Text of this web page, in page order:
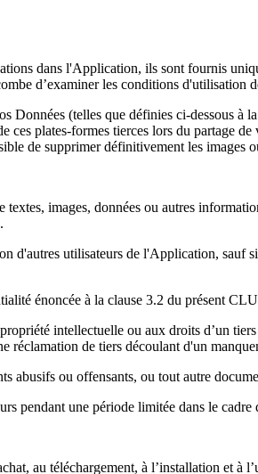
dans l'Application, ils sont fournis
d’examiner les conditions d'utilisation
(telles que définies ci-dessous à
ces plates-formes tierces lors du partage
de supprimer définitivement les images
images, données ou autres
d'autres utilisateurs de l'Application, sauf
énoncée à la clause 3.2 du présent
intellectuelle ou aux droits d’un
réclamation de tiers découlant d'un
ou offensants, ou tout autre
pendant une période limitée dans le cadre
au téléchargement, à l’installation et